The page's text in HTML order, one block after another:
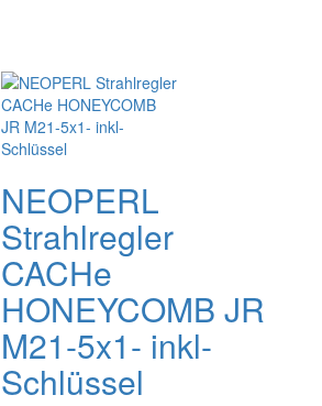
NEOPERL
Strahlregler
CACHe
HONEYCOMB JR
M21-5x1- inkl-
Schlüssel